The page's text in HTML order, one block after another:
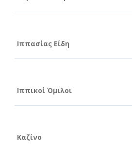
Ιππασίας Είδη
Ιππικοί Όμιλοι
Καζίνο